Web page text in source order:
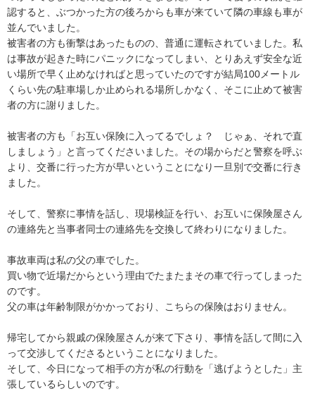
認すると、ぶつかった方の後ろからも車が来ていて隣の車線も車が
並んでいました。
被害者の方も衝撃はあったものの、普通に運転されていました。私
は事故が起きた時にパニックになってしまい、とりあえず安全な近
い場所で早く止めなければと思っていたのですが結局100メートル
くらい先の駐車場しか止められる場所しかなく、そこに止めて被害
者の方に謝りました。
被害者の方も「お互い保険に入ってるでしょ？　じゃぁ、それで直
しましょう」と言ってくださいました。その場からだと警察を呼ぶ
より、交番に行った方が早いということになり一旦別で交番に行き
ました。
そして、警察に事情を話し、現場検証を行い、お互いに保険屋さん
の連絡先と当事者同士の連絡先を交換して終わりになりました。
事故車両は私の父の車でした。
買い物で近場だからという理由でたまたまその車で行ってしまった
のです。
父の車は年齢制限がかかっており、こちらの保険はおりません。
帰宅してから親戚の保険屋さんが来て下さり、事情を話して間に入
って交渉してくださるということになりました。
そして、今日になって相手の方が私の行動を「逃げようとした」主
張しているらしいのです。